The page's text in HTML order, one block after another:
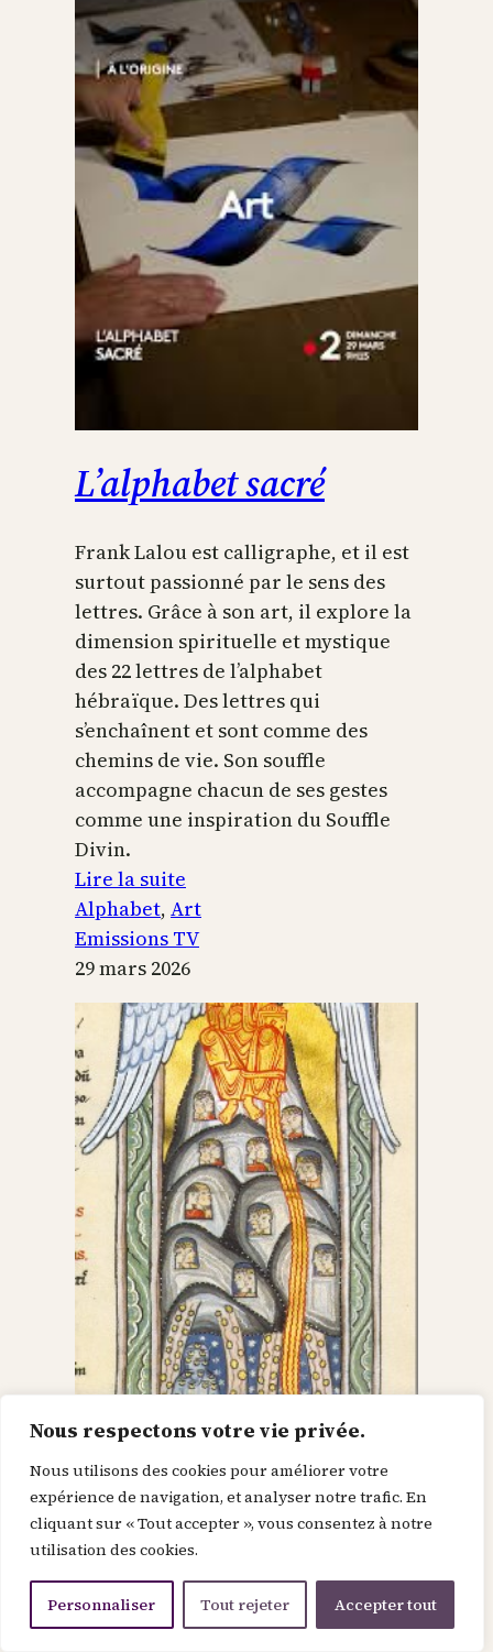
Nous respectons votre vie privée.
Nous utilisons des cookies pour améliorer votre
expérience de navigation, et analyser notre trafic. En
cliquant sur « Tout accepter », vous consentez à notre
utilisation des cookies.
Personnaliser Tout rejeter Accepter tout
L’alphabet sacré
Frank Lalou est calligraphe, et il est
surtout passionné par le sens des
lettres. Grâce à son art, il explore la
dimension spirituelle et mystique
des 22 lettres de l’alphabet
hébraïque. Des lettres qui
s’enchaînent et sont comme des
chemins de vie. Son souffle
accompagne chacun de ses gestes
comme une inspiration du Souffle
Divin.
Lire la suite
L’alphabet
sacré
Alphabet, Art
Emissions TV
29 mars 2026
Dieu dans le Christ,
recherche l’homme et
le renouvelle